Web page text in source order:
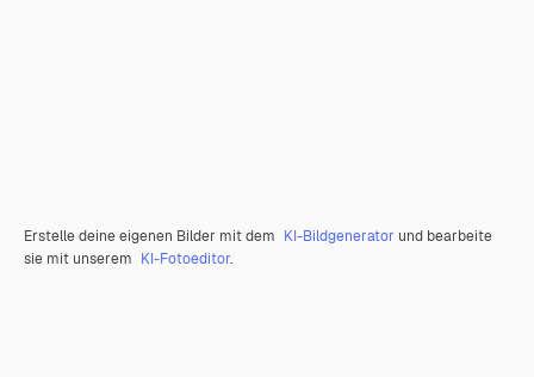
Erstelle deine eigenen Bilder mit dem KI-Bildgenerator und bearbeite
sie mit unserem KI-Fotoeditor.